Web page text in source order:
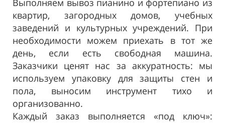
Выполняем вывоз пианино и фортепиано из
квартир, загородных домов, учебных
заведений и культурных учреждений. При
необходимости можем приехать в тот же
день, если есть свободная машина.
Заказчики ценят нас за аккуратность: мы
используем упаковку для защиты стен и
пола, выносим инструмент тихо и
организованно.
Каждый заказ выполняется «под ключ»: